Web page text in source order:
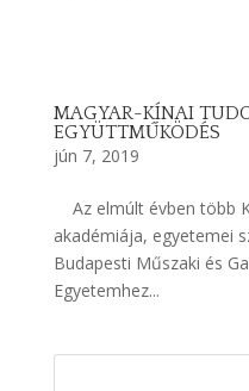
MAGYAR-KÍNAI
EGYÜTTMŰKÖDÉS
jún 7, 2019
Az elmúlt évben több
akadémiája, egyetemei
Budapesti Műszaki és
Egyetemhez...